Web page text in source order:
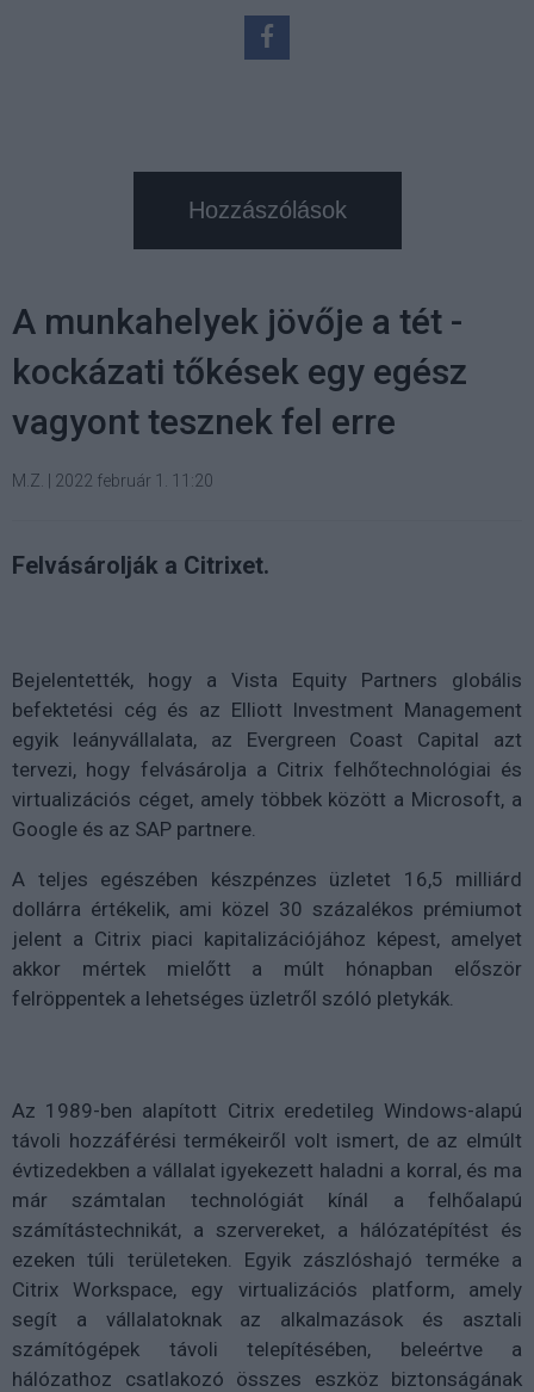
Hozzászólások
A munkahelyek jövője a tét -
kockázati tőkések egy egész
vagyont tesznek fel erre
M.Z. 2022 február 1. 11:20
Felvásárolják a Citrixet.
Bejelentették, hogy a Vista Equity Partners globális
befektetési cég és az Elliott Investment Management
egyik leányvállalata, az Evergreen Coast Capital azt
tervezi, hogy felvásárolja a Citrix felhőtechnológiai és
virtualizációs céget, amely többek között a Microsoft, a
Google és az SAP partnere.
A teljes egészében készpénzes üzletet 16,5 milliárd
dollárra értékelik, ami közel 30 százalékos prémiumot
jelent a Citrix piaci kapitalizációjához képest, amelyet
akkor mértek mielőtt a múlt hónapban először
felröppentek a lehetséges üzletről szóló pletykák.
Az 1989-ben alapított Citrix eredetileg Windows-alapú
távoli hozzáférési termékeiről volt ismert, de az elmúlt
évtizedekben a vállalat igyekezett haladni a korral, és ma
már számtalan technológiát kínál a felhőalapú
számítástechnikát, a szervereket, a hálózatépítést és
ezeken túli területeken. Egyik zászlóshajó terméke a
Citrix Workspace, egy virtualizációs platform, amely
segít a vállalatoknak az alkalmazások és asztali
számítógépek távoli telepítésében, beleértve a
hálózathoz csatlakozó összes eszköz biztonságának